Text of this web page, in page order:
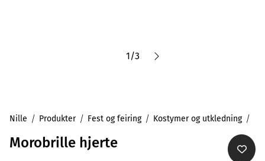
1/3
Nille Produkter Fest og feiring Kostymer og utkledning
Morobrille hjerte